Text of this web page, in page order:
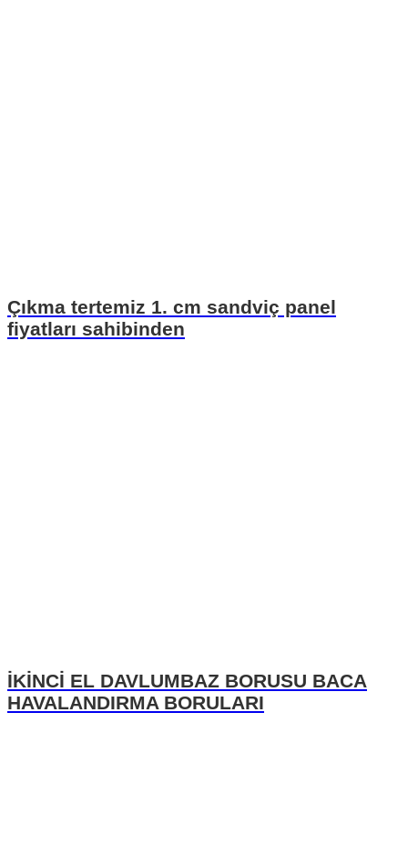
Çıkma tertemiz 1. cm sandviç panel
fiyatları sahibinden
İKİNCİ EL DAVLUMBAZ BORUSU BACA
HAVALANDIRMA BORULARI